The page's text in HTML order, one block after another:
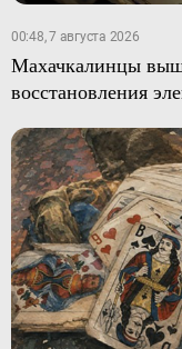
00:48, 7 августа 2026
Махачкалинцы
восстановления